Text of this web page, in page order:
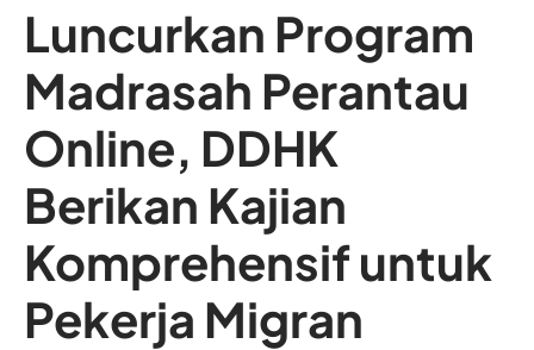
Luncurkan Program
Madrasah Perantau
Online, DDHK
Berikan Kajian
Komprehensif untuk
Pekerja Migran